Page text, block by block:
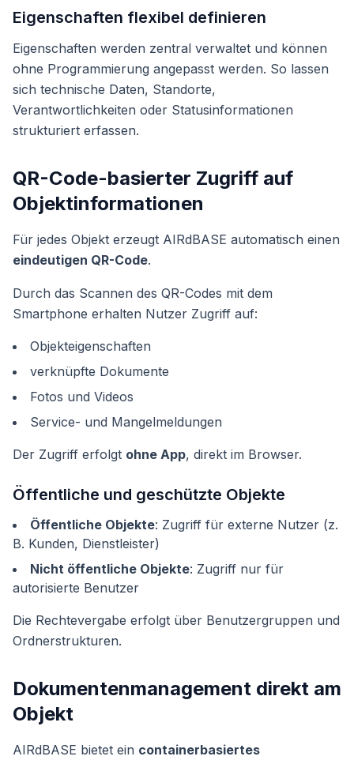
Eigenschaften flexibel definieren
Eigenschaften werden zentral verwaltet und können
ohne Programmierung angepasst werden. So lassen
sich technische Daten, Standorte,
Verantwortlichkeiten oder Statusinformationen
strukturiert erfassen.
QR-Code-basierter Zugriff auf
Objektinformationen
Für jedes Objekt erzeugt AIRdBASE automatisch einen
eindeutigen QR-Code.
Durch das Scannen des QR-Codes mit dem
Smartphone erhalten Nutzer Zugriff auf:
Objekteigenschaften
verknüpfte Dokumente
Fotos und Videos
Service- und Mangelmeldungen
Der Zugriff erfolgt ohne App, direkt im Browser.
Öffentliche und geschützte Objekte
Öffentliche Objekte: Zugriff für externe Nutzer (z.
B. Kunden, Dienstleister)
Nicht öffentliche Objekte: Zugriff nur für
autorisierte Benutzer
Die Rechtevergabe erfolgt über Benutzergruppen und
Ordnerstrukturen.
Dokumentenmanagement direkt am
Objekt
AIRdBASE bietet ein containerbasiertes